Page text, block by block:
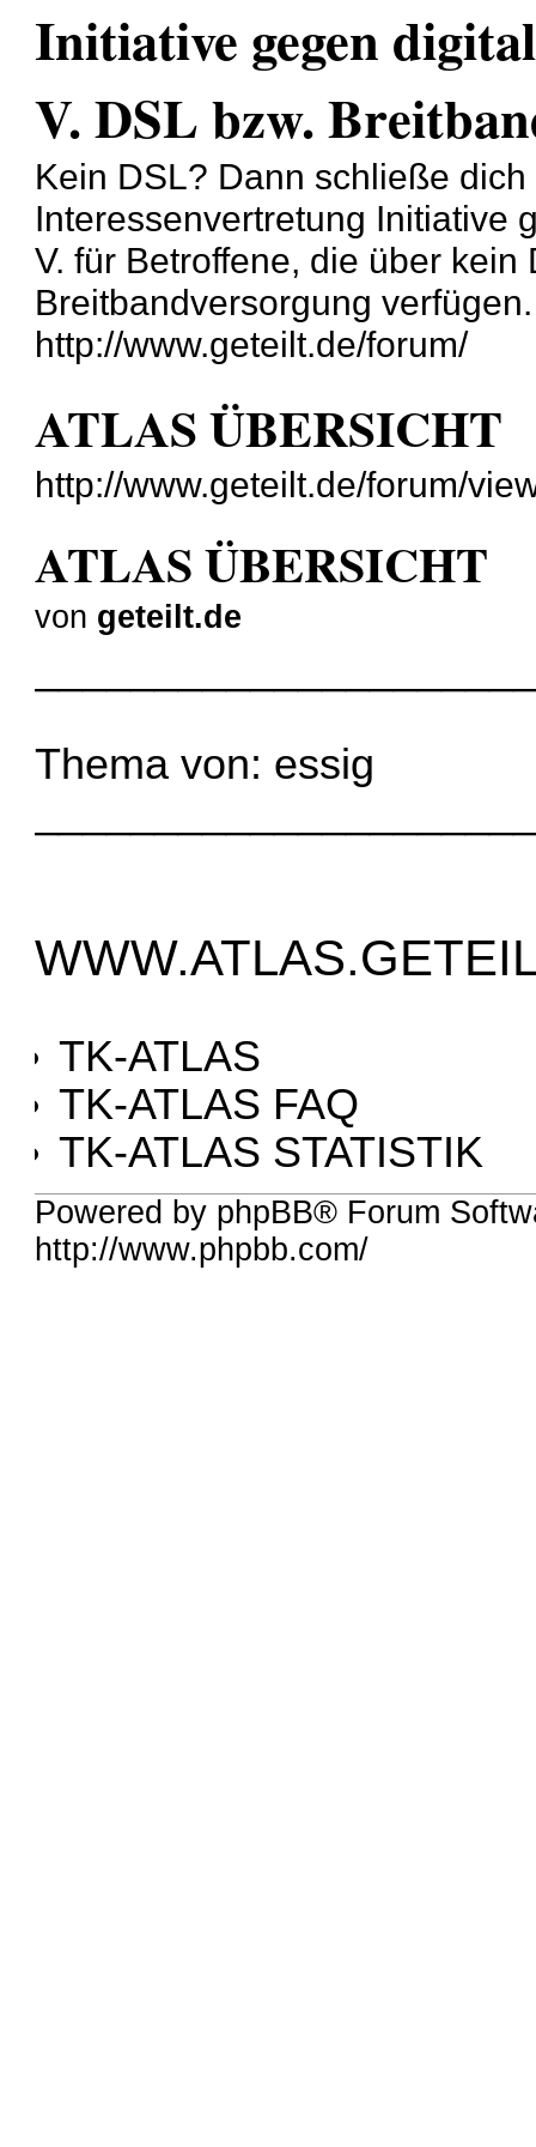
Initiative gegen
V. DSL bzw.
Kein DSL? Dann schließe
Interessenvertretung Initiative
V. für Betroffene, die über
Breitbandversorgung verfügen.
http://www.geteilt.de/forum/
ATLAS ÜBERSICHT
http://www.geteilt.de/forum/
ATLAS ÜBERSICHT
von geteilt.de
Thema von: essig
TK-ATLAS
TK-ATLAS FAQ
TK-ATLAS STATISTIK
Powered by phpBB® Forum
http://www.phpbb.com/